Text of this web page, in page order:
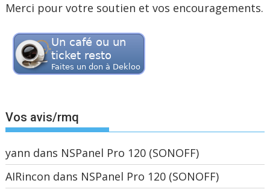
Merci pour votre soutien et vos encouragements.
Vos avis/rmq
yann dans NSPanel Pro 120 (SONOFF)
AIRincon dans NSPanel Pro 120 (SONOFF)